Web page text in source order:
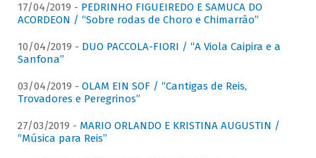
17/04/2019 - PEDRINHO FIGUEIREDO E SAMUCA DO
ACORDEON / “Sobre rodas de Choro e Chimarrão”
10/04/2019 - DUO PACCOLA-FIORI / “A Viola Caipira e a
Sanfona”
03/04/2019 - OLAM EIN SOF / “Cantigas de Reis,
Trovadores e Peregrinos”
27/03/2019 - MARIO ORLANDO E KRISTINA AUGUSTIN /
“Música para Reis”